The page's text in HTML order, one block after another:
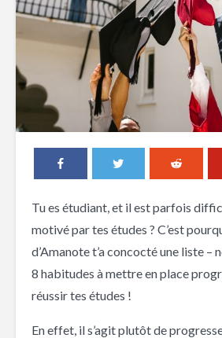
Tu es étudiant, et il est parfois
motivé par tes études ? C’est
d’Amanote t’a concocté une liste –
8 habitudes à mettre en place
réussir tes études !
En effet, il s’agit plutôt de